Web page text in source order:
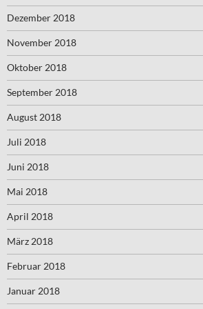
Dezember 2018
November 2018
Oktober 2018
September 2018
August 2018
Juli 2018
Juni 2018
Mai 2018
April 2018
März 2018
Februar 2018
Januar 2018